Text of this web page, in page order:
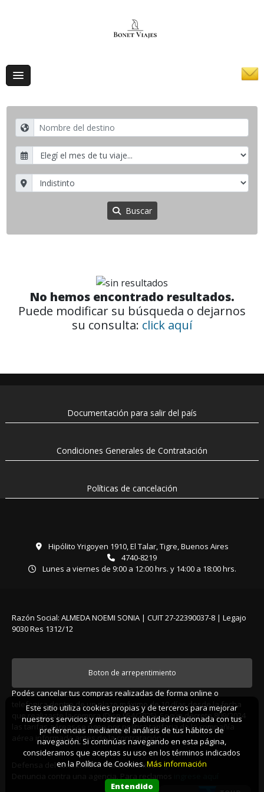
Buscar
No hemos encontrado resultados.
Puede modificar su búsqueda o dejarnos
su consulta: click aquí
Documentación para salir del país
Condiciones Generales de Contratación
Políticas de cancelación
Hipólito Yrigoyen 1910, El Talar, Tigre, Buenos Aires
4740-8219
Lunes a viernes de 9:00 a 12:00 hrs. y 14:00 a 18:00 hrs.
Razón Social: ALMEDA NOEMI SONIA | CUIT 27-22390037-8 | Legajo
9030 Res 1312/12
Boton de arrepentimiento
Podés cancelar tus compras realizadas de forma online o
telefonica dentro de un plazo máximo de 10 días desde la fecha
que realizaste la compra (Disp.954/2025). Según decreto 809/2024
las tarifas aéreas se rigen por política tarifaria de la compañía
aérea informada antes de la contratación.
Defensa del consumidor. Para reclamosingrese aquí
Denuncia contra una agencia. Para reclamos
Este sitio utiliza cookies propias y de terceros para mejorar
nuestros servicios y mostrarte publicidad relacionada con tus
preferencias mediante el análisis de tus hábitos de
navegación. Si continúas navegando en esta página,
consideramos que aceptas su uso en los términos indicados
en la Política de Cookies.Más información
Entendido